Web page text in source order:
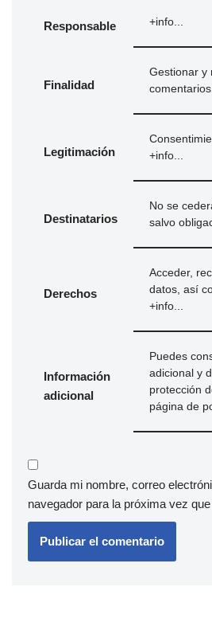
Responsable +info...
Finalidad
Gestionar y
comentarios.
Legitimación
+info...
Destinatarios
No se
salvo
Derechos
Acceder,
datos, así
+info...
Información
adicional
Puedes
adicional y
protección
página de
Guarda mi nombre, correo
navegador para la próxima vez